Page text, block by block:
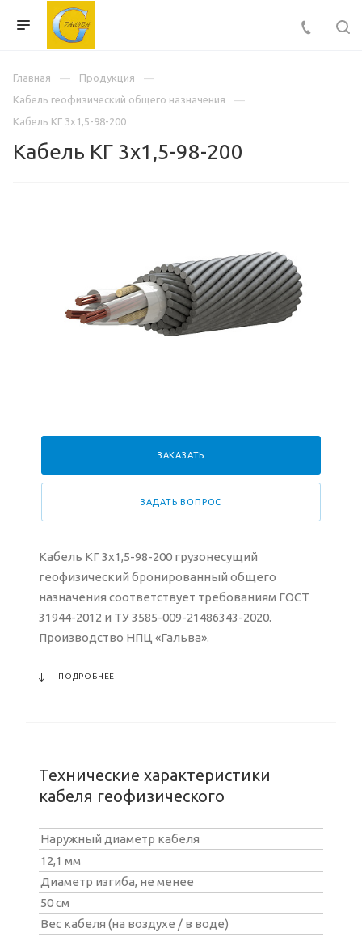
Главная
Продукция
Кабель геофизический общего назначения
Кабель КГ 3х1,5-98-200
Кабель КГ 3х1,5-98-200
ЗАКАЗАТЬ
ЗАДАТЬ ВОПРОС
Кабель КГ 3х1,5-98-200 грузонесущий
геофизический бронированный общего
назначения соответствует требованиям ГОСТ
31944-2012 и ТУ 3585-009-21486343-2020.
Производство НПЦ «Гальва».
ПОДРОБНЕЕ
Технические характеристики
кабеля геофизического
Наружный диаметр кабеля
12,1 мм
Диаметр изгиба, не менее
50 см
Вес кабеля (на воздухе / в воде)